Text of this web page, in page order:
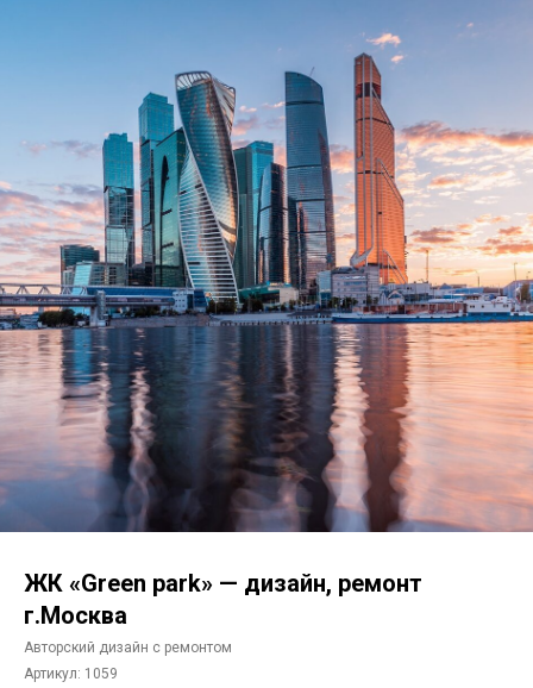
ЖК «Green park» — дизайн, ремонт
г.Москва
Авторский дизайн с ремонтом
Артикул: 1059